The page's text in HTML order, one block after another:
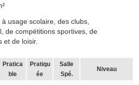
usage scolaire, des clubs,
de compétitions sportives, de
et de loisir.
Pratica
ble
Pratiqu
ée
Salle
Spé.
Niveau